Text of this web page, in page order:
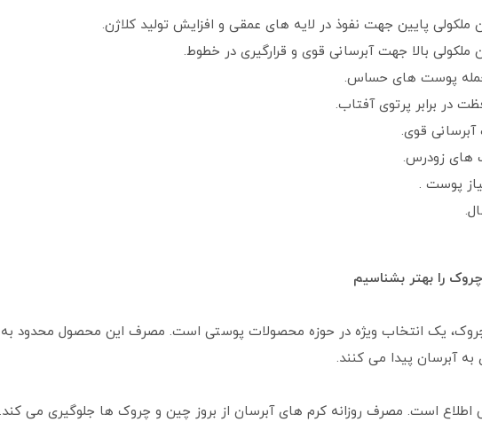
ملکولی پایین جهت نفوذ در لایه های عمقی و افزایش تولید کلاژن.
ملکولی بالا جهت آبرسانی قوی و قرارگیری در خطوط.
جمله پوست های حساس.
قوی.
های زودرس.
پوست .
را بهتر بشناسیم
چروک، یک انتخاب ویژه در حوزه محصولات پوستی است. مصرف این محصول محدود
آبرسان پیدا می کنند.
اطلاع است. مصرف روزانه کرم های آبرسان از بروز چین و چروک ها جلوگیری می کند.